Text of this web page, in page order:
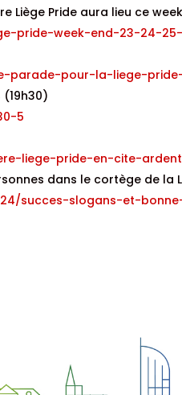
Liège Pride aura lieu ce
pride-week-end-23-24-
parade-pour-la-liege-
5
liege-pride-en-cite-
dans le cortège de la
succes-slogans-et-